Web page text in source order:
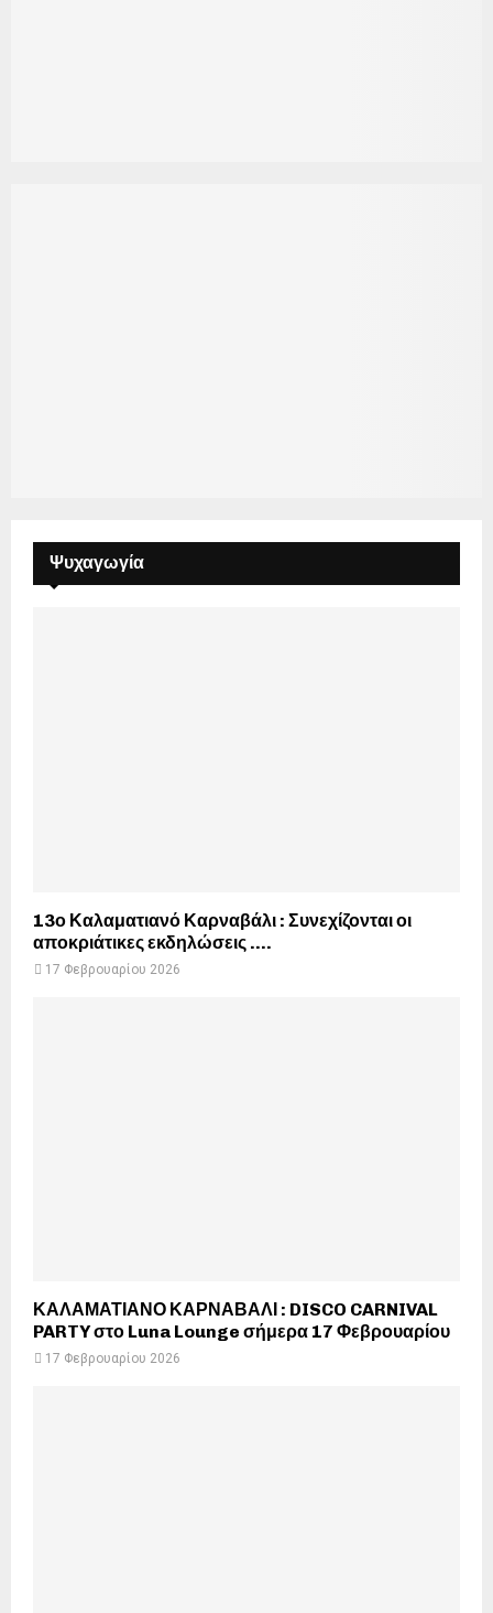
Ψυχαγωγία
13ο Καλαματιανό Καρναβάλι : Συνεχίζονται οι
αποκριάτικες εκδηλώσεις ….
17 Φεβρουαρίου 2026
ΚΑΛΑΜΑΤΙΑΝΟ ΚΑΡΝΑΒΑΛΙ : DISCO CARNIVAL
PARTY στο Luna Lounge σήμερα 17 Φεβρουαρίου
17 Φεβρουαρίου 2026